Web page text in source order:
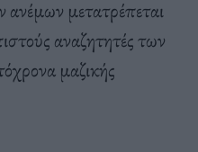
μετατρέπεται
αναζητητές των
μαζικής